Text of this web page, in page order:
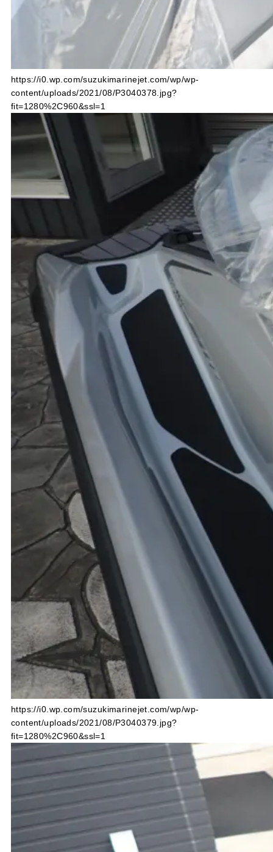
https://i0.wp.com/suzukimarinejet.com/wp/wp-
content/uploads/2021/08/P3040378.jpg?
fit=1280%2C960&ssl=1
https://i0.wp.com/suzukimarinejet.com/wp/wp-
content/uploads/2021/08/P3040379.jpg?
fit=1280%2C960&ssl=1